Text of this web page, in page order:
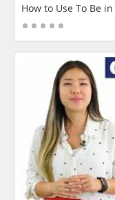
How to Use To Be